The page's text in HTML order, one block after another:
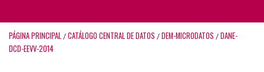
PÁGINA PRINCIPAL / CATÁLOGO CENTRAL DE DATOS / DEM-MICRODATOS / DANE-
DCD-EEVV-2014